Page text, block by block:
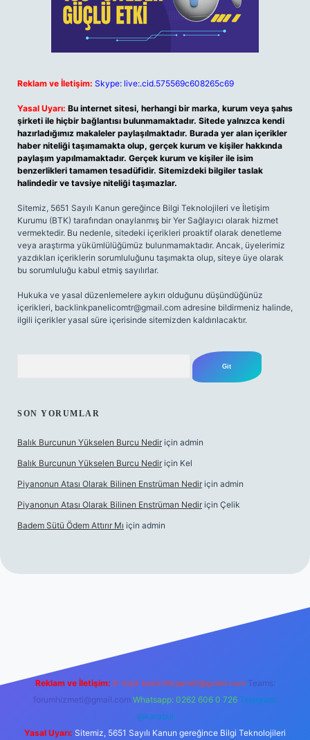
Reklam ve İletişim: Skype: live:.cid.575569c608265c69
Yasal Uyarı: Bu internet sitesi, herhangi bir marka, kurum veya şahıs
şirketi ile hiçbir bağlantısı bulunmamaktadır. Sitede yalnızca kendi
hazırladığımız makaleler paylaşılmaktadır. Burada yer alan içerikler
haber niteliği taşımamakta olup, gerçek kurum ve kişiler hakkında
paylaşım yapılmamaktadır. Gerçek kurum ve kişiler ile isim
benzerlikleri tamamen tesadüfidir. Sitemizdeki bilgiler taslak
halindedir ve tavsiye niteliği taşımazlar.
Sitemiz, 5651 Sayılı Kanun gereğince Bilgi Teknolojileri ve İletişim
Kurumu (BTK) tarafından onaylanmış bir Yer Sağlayıcı olarak hizmet
vermektedir. Bu nedenle, sitedeki içerikleri proaktif olarak denetleme
veya araştırma yükümlülüğümüz bulunmamaktadır. Ancak, üyelerimiz
yazdıkları içeriklerin sorumluluğunu taşımakta olup, siteye üye olarak
bu sorumluluğu kabul etmiş sayılırlar.
Hukuka ve yasal düzenlemelere aykırı olduğunu düşündüğünüz
içerikleri, backlinkpanelicomtr@gmail.com adresine bildirmeniz halinde,
ilgili içerikler yasal süre içerisinde sitemizden kaldırılacaktır.
SON YORUMLAR
Balık Burcunun Yükselen Burcu Nedir için admin
Balık Burcunun Yükselen Burcu Nedir için Kel
Piyanonun Atası Olarak Bilinen Enstrüman Nedir için admin
Piyanonun Atası Olarak Bilinen Enstrüman Nedir için Çelik
Badem Sütü Ödem Attırır Mı için admin
Reklam ve İletişim: E-mail: backlinkpaneli@gmail.com Teams:
forumhizmeti@gmail.com Whatsapp: 0262 606 0 726 Telegram:
@karabul
Yasal Uyarı: Sitemiz, 5651 Sayılı Kanun gereğince Bilgi Teknolojileri